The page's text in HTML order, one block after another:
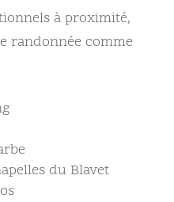
à proximité,
randonnée comme
du Blavet